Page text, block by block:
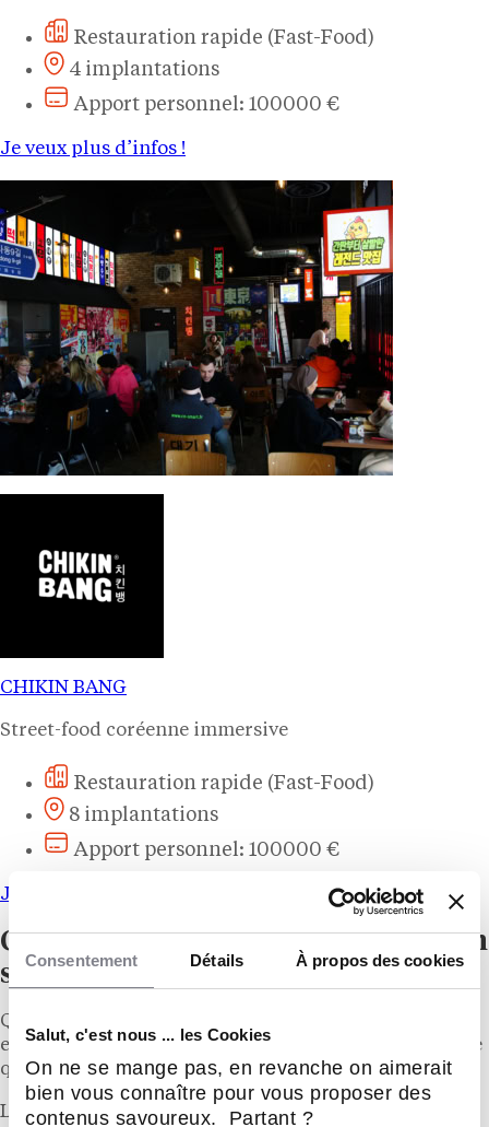
Consentement Détails À propos des cookies
Salut, c'est nous ... les Cookies
On ne se mange pas, en revanche on aimerait
bien vous connaître pour vous proposer des
contenus savoureux. Partant ?
Restauration rapide (Fast-Food)
4 implantations
Apport personnel: 100000 €
Je veux plus d’infos !
CHIKIN BANG
Street-food coréenne immersive
Restauration rapide (Fast-Food)
8 implantations
Apport personnel: 100000 €
Je veux plus d’infos !
Quel statut juridique pour ouvrir un
snack ?
Que vous décidiez d’ouvrir un snack en franchise ou
en indépendant, vous devez choisir le statut juridique
qui vous convient le mieux.
Le choix de votre statut juridique est très important